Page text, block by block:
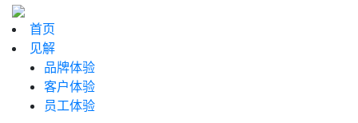
首页
见解
品牌体验
客户体验
员工体验